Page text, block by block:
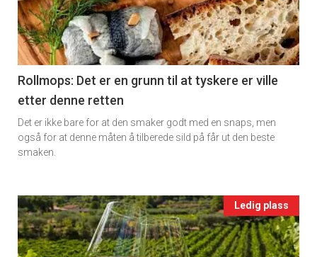
-
section
11
Ukens
vin
Rollmops: Det er en grunn til at tyskere er ville
etter denne retten
Det er ikke bare for at den smaker godt med en snaps, men
også for at denne måten å tilberede sild på får ut den beste
smaken.
Events
single
Ledig plass